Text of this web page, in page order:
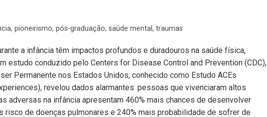
, pioneirismo, pós-graduação, saúde mental, traumas
a infância têm impactos profundos e duradouros na saúde física,
estudo conduzido pelo Centers for Disease Control and Prevention (CDC),
Permanente nos Estados Unidos, conhecido como Estudo ACEs
revelou dados alarmantes: pessoas que vivenciaram altos
adversas na infância apresentam 460% mais chances de desenvolver
risco de doenças pulmonares e 240% mais probabilidade de sofrer de